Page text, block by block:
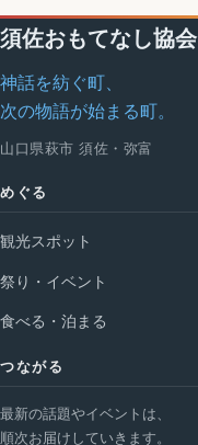
須佐おもてなし協会
神話を紡ぐ町、
次の物語が始まる町。
山口県萩市 須佐・弥富
めぐる
観光スポット
祭り・イベント
食べる・泊まる
つながる
最新の話題やイベントは、
順次お届けしていきます。